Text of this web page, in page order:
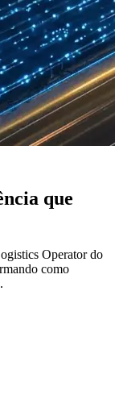
que
Operator do
como